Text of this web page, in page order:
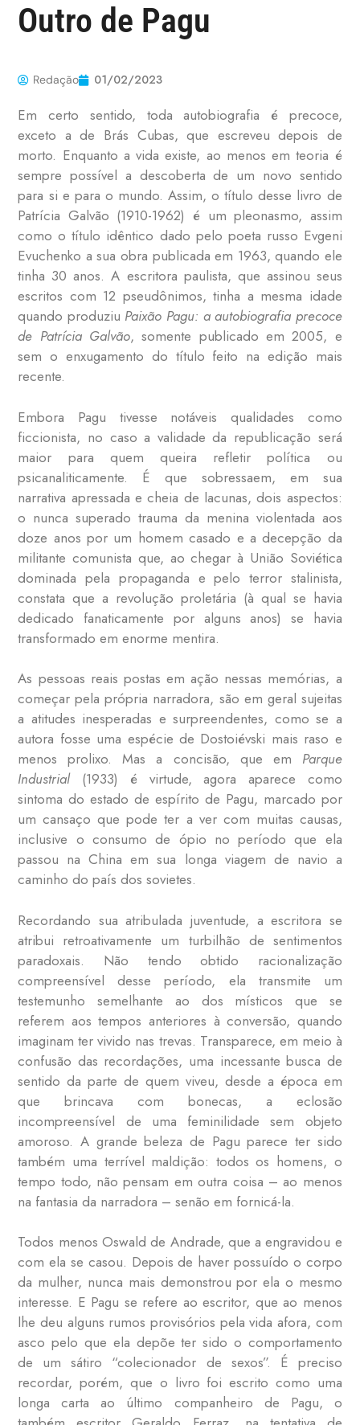
Outro de Pagu
Redação 01/02/2023
Em certo sentido, toda autobiografia é precoce,
exceto a de Brás Cubas, que escreveu depois de
morto. Enquanto a vida existe, ao menos em teoria é
sempre possível a descoberta de um novo sentido
para si e para o mundo. Assim, o título desse livro de
Patrícia Galvão (1910-1962) é um pleonasmo, assim
como o título idêntico dado pelo poeta russo Evgeni
Evuchenko a sua obra publicada em 1963, quando ele
tinha 30 anos. A escritora paulista, que assinou seus
escritos com 12 pseudônimos, tinha a mesma idade
quando produziu Paixão Pagu: a autobiografia precoce
de Patrícia Galvão, somente publicado em 2005, e
sem o enxugamento do título feito na edição mais
recente.
Embora Pagu tivesse notáveis qualidades como
ficcionista, no caso a validade da republicação será
maior para quem queira refletir política ou
psicanaliticamente. É que sobressaem, em sua
narrativa apressada e cheia de lacunas, dois aspectos:
o nunca superado trauma da menina violentada aos
doze anos por um homem casado e a decepção da
militante comunista que, ao chegar à União Soviética
dominada pela propaganda e pelo terror stalinista,
constata que a revolução proletária (à qual se havia
dedicado fanaticamente por alguns anos) se havia
transformado em enorme mentira.
As pessoas reais postas em ação nessas memórias, a
começar pela própria narradora, são em geral sujeitas
a atitudes inesperadas e surpreendentes, como se a
autora fosse uma espécie de Dostoiévski mais raso e
menos prolixo. Mas a concisão, que em Parque
Industrial (1933) é virtude, agora aparece como
sintoma do estado de espírito de Pagu, marcado por
um cansaço que pode ter a ver com muitas causas,
inclusive o consumo de ópio no período que ela
passou na China em sua longa viagem de navio a
caminho do país dos sovietes.
Recordando sua atribulada juventude, a escritora se
atribui retroativamente um turbilhão de sentimentos
paradoxais. Não tendo obtido racionalização
compreensível desse período, ela transmite um
testemunho semelhante ao dos místicos que se
referem aos tempos anteriores à conversão, quando
imaginam ter vivido nas trevas. Transparece, em meio à
confusão das recordações, uma incessante busca de
sentido da parte de quem viveu, desde a época em
que brincava com bonecas, a eclosão
incompreensível de uma feminilidade sem objeto
amoroso. A grande beleza de Pagu parece ter sido
também uma terrível maldição: todos os homens, o
tempo todo, não pensam em outra coisa – ao menos
na fantasia da narradora – senão em fornicá-la.
Todos menos Oswald de Andrade, que a engravidou e
com ela se casou. Depois de haver possuído o corpo
da mulher, nunca mais demonstrou por ela o mesmo
interesse. E Pagu se refere ao escritor, que ao menos
lhe deu alguns rumos provisórios pela vida afora, com
asco pelo que ela depõe ter sido o comportamento
de um sátiro “colecionador de sexos”. É preciso
recordar, porém, que o livro foi escrito como uma
longa carta ao último companheiro de Pagu, o